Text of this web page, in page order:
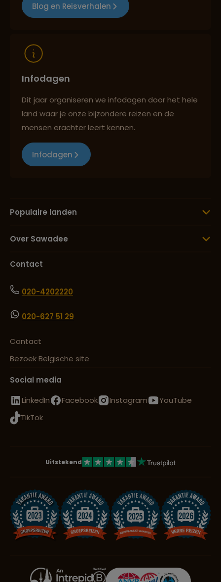
Blog en Reisverhalen
Infodagen
Dit jaar organiseren we infodagen door het hele
land waar je onze bijzondere reizen en de
mensen erachter leert kennen.
Infodagen
Populaire landen
Over Sawadee
Contact
020-4202220
020-627 51 29
Contact
Bezoek Belgische site
Social media
LinkedIn
Facebook Instagram
YouTube
TikTok
Uitstekend